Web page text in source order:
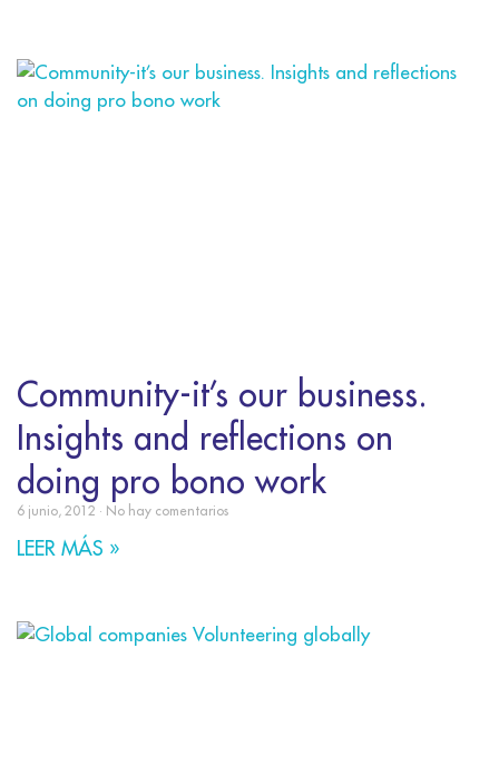
Community-it’s our business.
Insights and reflections on
doing pro bono work
6 junio, 2012 No hay comentarios
LEER MÁS »